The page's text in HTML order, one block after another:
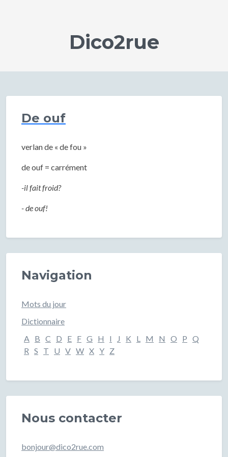
Dico2rue
De ouf
verlan de « de fou »
de ouf = carrément
-il fait froid?
- de ouf!
Navigation
Mots du jour
Dictionnaire
A B C D E F G H I J K L M N O P Q
R S T U V W X Y Z
Nous contacter
bonjour@dico2rue.com